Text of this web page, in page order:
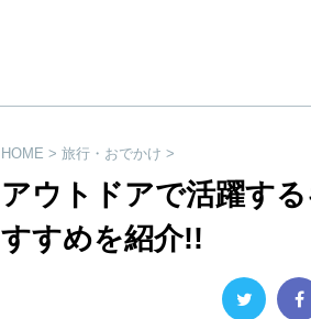
HOME > 旅行・おでかけ >
アウトドアで活躍す
すすめを紹介!!